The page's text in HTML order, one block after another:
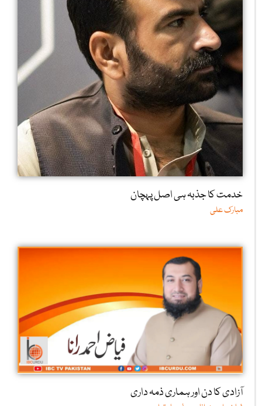
خدمت کا جذبہ ہی اصل پہچان
مبارک علی
آزادی کا دن اور ہماری ذمہ داری